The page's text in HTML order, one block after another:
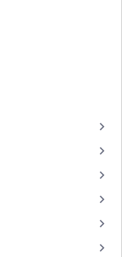
keyboard_arrow_right
keyboard_arrow_right
keyboard_arrow_right
keyboard_arrow_right
keyboard_arrow_right
keyboard_arrow_right